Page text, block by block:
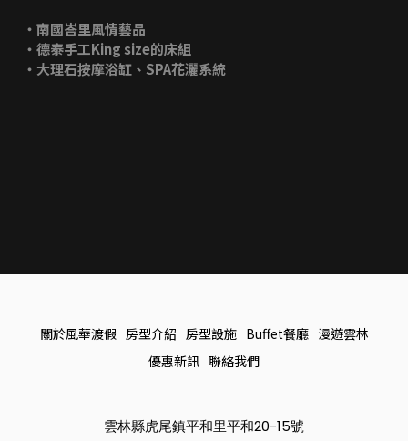
‧南國峇里風情藝品
‧德泰手工King size的床組
‧大理石按摩浴缸、SPA花灑系統
關於風華渡假 房型介紹 房型設施 Buffet餐廳 漫遊雲林
優惠新訊 聯絡我們
雲林縣虎尾鎮平和里平和20-15號